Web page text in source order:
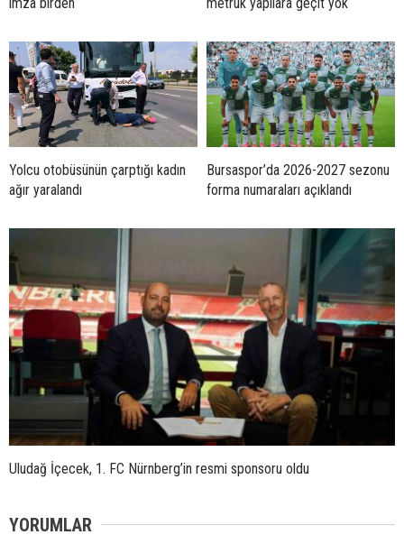
Yolcu otobüsünün çarptığı kadın
ağır yaralandı
Bursaspor’da 2026-2027 sezonu
forma numaraları açıklandı
Uludağ İçecek, 1. FC Nürnberg’in resmi sponsoru oldu
YORUMLAR